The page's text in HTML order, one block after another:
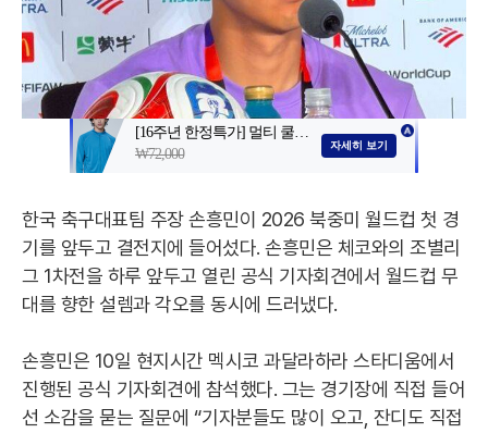
한국 축구대표팀 주장 손흥민이 2026 북중미 월드컵 첫 경
기를 앞두고 결전지에 들어섰다. 손흥민은 체코와의 조별리
그 1차전을 하루 앞두고 열린 공식 기자회견에서 월드컵 무
대를 향한 설렘과 각오를 동시에 드러냈다.
손흥민은 10일 현지시간 멕시코 과달라하라 스타디움에서
진행된 공식 기자회견에 참석했다. 그는 경기장에 직접 들어
선 소감을 묻는 질문에 “기자분들도 많이 오고, 잔디도 직접